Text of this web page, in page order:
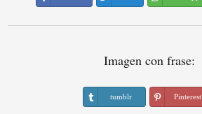
Imagen con frase:
tumblr Pinterest